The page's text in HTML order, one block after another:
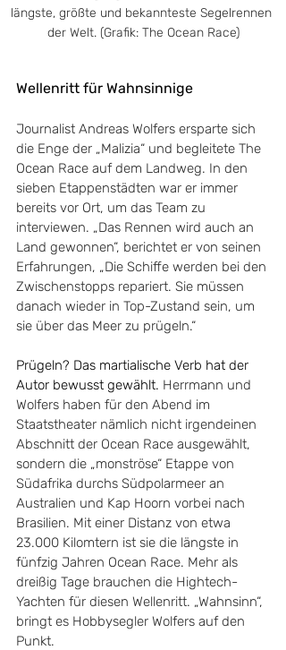
längste, größte und bekannteste Segelrennen
der Welt. (Grafik: The Ocean Race)
Wellenritt für Wahnsinnige
Journalist Andreas Wolfers ersparte sich
die Enge der „Malizia“ und begleitete The
Ocean Race auf dem Landweg. In den
sieben Etappenstädten war er immer
bereits vor Ort, um das Team zu
interviewen. „Das Rennen wird auch an
Land gewonnen“, berichtet er von seinen
Erfahrungen, „Die Schiffe werden bei den
Zwischenstopps repariert. Sie müssen
danach wieder in Top-Zustand sein, um
sie über das Meer zu prügeln.“
Prügeln? Das martialische Verb hat der
Autor bewusst gewählt. Herrmann und
Wolfers haben für den Abend im
Staatstheater nämlich nicht irgendeinen
Abschnitt der Ocean Race ausgewählt,
sondern die „monströse“ Etappe von
Südafrika durchs Südpolarmeer an
Australien und Kap Hoorn vorbei nach
Brasilien. Mit einer Distanz von etwa
23.000 Kilomtern ist sie die längste in
fünfzig Jahren Ocean Race. Mehr als
dreißig Tage brauchen die Hightech-
Yachten für diesen Wellenritt. „Wahnsinn“,
bringt es Hobbysegler Wolfers auf den
Punkt.